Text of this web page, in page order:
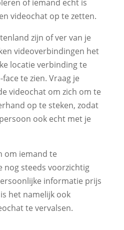
of iemand echt is
videochat op te zetten.
zijn of ver van je
videoverbindingen het
locatie verbinding te
te zien. Vraag je
videochat om zich om te
op te steken, zodat
ook echt met je
om iemand te
nog steeds voorzichtig
informatie prijs
het namelijk ook
te vervalsen.